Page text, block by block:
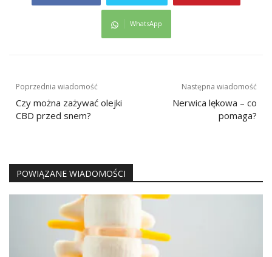
WhatsApp
Nawigacja
wpisu
Poprzednia wiadomość
Czy można zażywać olejki
CBD przed snem?
Następna wiadomość
Nerwica lękowa – co
pomaga?
POWIĄZANE WIADOMOŚCI